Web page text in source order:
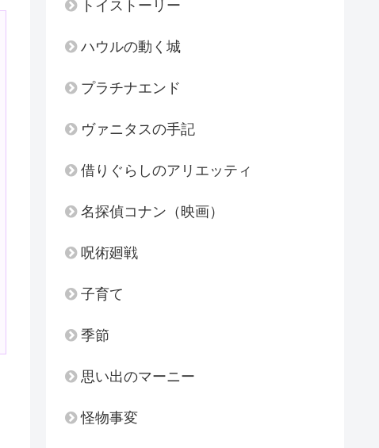
トイストーリー
ハウルの動く城
プラチナエンド
ヴァニタスの手記
借りぐらしのアリエッティ
名探偵コナン（映画）
呪術廻戦
子育て
季節
思い出のマーニー
怪物事変